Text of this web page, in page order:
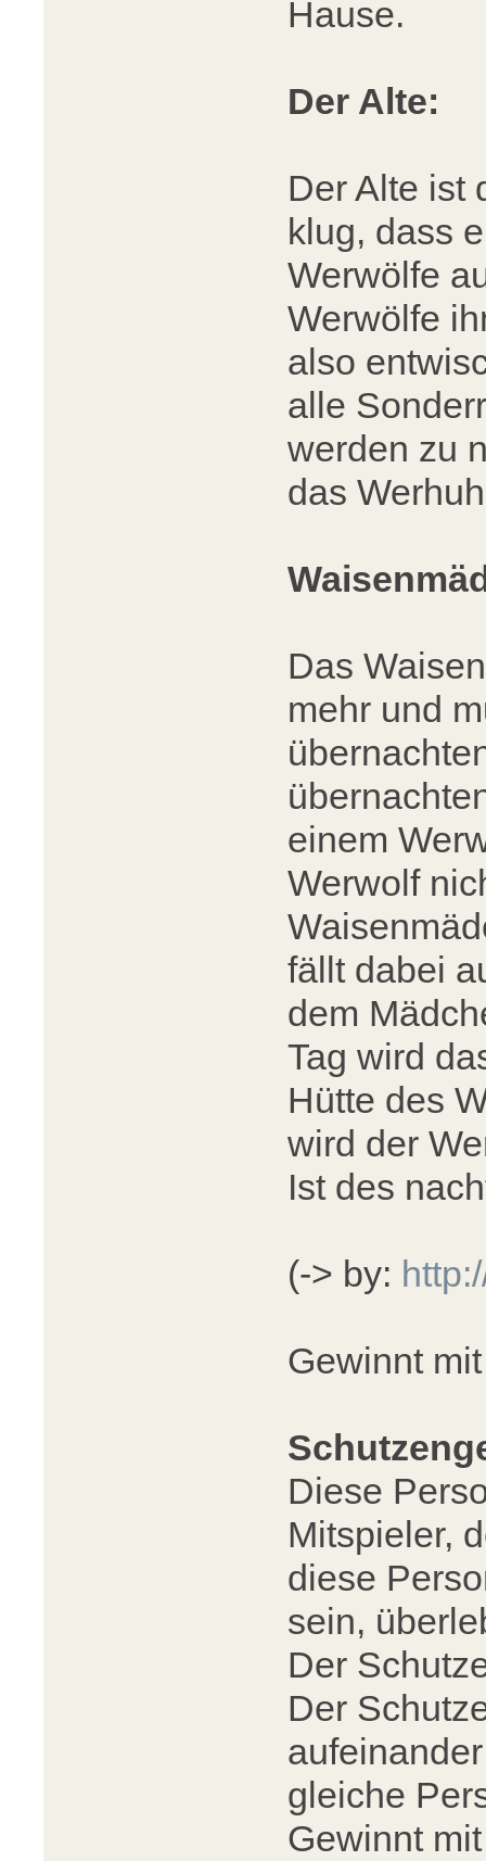
Hause.
Der Alte:
Der Alte ist
klug, dass
Werwölfe
Werwölfe
also
alle
werden zu
das
Das
mehr und
einem
Werwolf
fällt dabei
dem
Tag wird
Hütte des
wird der
Ist des
(-> by:
Gewinnt
Diese
Mitspieler,
diese
sein,
Der
Der
gleiche
Gewinnt